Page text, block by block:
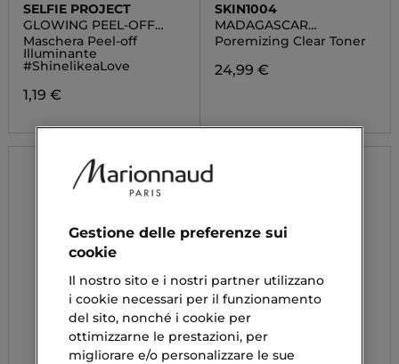
SELFIE PROJECT
GLOWING PEEL-OFF
MASK
Maschera Peel-off
Illuminante
#ShinelikeaLove
1,19 €
SKIN1004
MADAGASCAR
CENTELLA
Poremizing Clear Toner
24,99 €
Gestione delle preferenze sui
cookie
Il nostro sito e i nostri partner utilizzano
i cookie necessari per il funzionamento
del sito, nonché i cookie per
ottimizzarne le prestazioni, per
migliorare e/o personalizzare le sue